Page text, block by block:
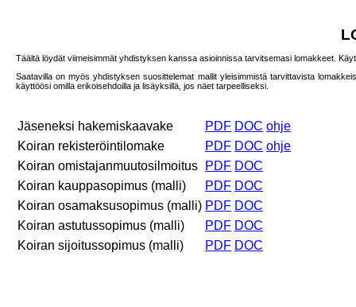
Täältä löydät viimeisimmät yhdistyksen kanssa asioinnissa tarvitsemasi lomakkeet.
Saatavilla on myös yhdistyksen suosittelemat mallit yleisimmistä tarvittavista
käyttöösi omilla erikoisehdoilla ja lisäyksillä, jos näet tarpeelliseksi.
Jäseneksi hakemiskaavake PDF DOC ohje
Koiran rekisteröintilomake
PDF DOC ohje
Koiran omistajanmuutosilmoitus
PDF DOC
Koiran kauppasopimus (malli)
PDF DOC
Koiran osamaksusopimus (malli) PDF DOC
Koiran astutussopimus (malli)
PDF DOC
Koiran sijoitussopimus (malli)
PDF DOC